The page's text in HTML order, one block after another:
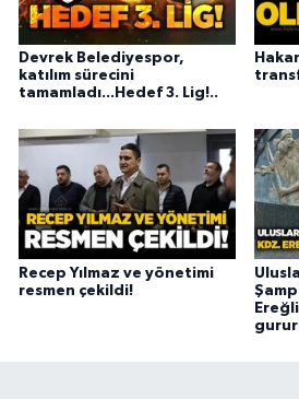
Devrek Belediyespor,
katılım sürecini
tamamladı...Hedef 3. Lig!..
Recep Yılmaz ve yönetimi
resmen çekildi!